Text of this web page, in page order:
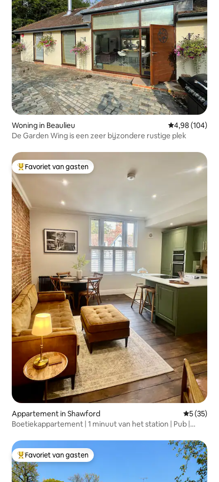
Woning in Beaulieu Gemiddelde
4,98 (104)
De Garden Wing is een zeer bijzondere rustige plek
Topfavoriet van gasten
Favoriet van gasten
Appartement in Shawford
5 (35)
Boetiekappartement | 1 minuut van het station | Pub |
Topfavoriet van gasten
Favoriet van gasten